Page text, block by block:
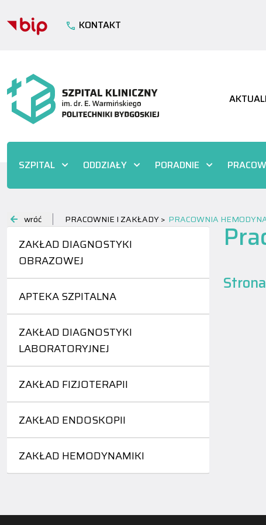
KONTAKT
SZPITAL ODDZIAŁY PORADNIE
wróć PRACOWNIE I ZAKŁADY > PRACOWNIA
ZAKŁAD DIAGNOSTYKI
OBRAZOWEJ
APTEKA SZPITALNA
ZAKŁAD DIAGNOSTYKI
LABORATORYJNEJ
ZAKŁAD FIZJOTERAPII
ZAKŁAD ENDOSKOPII
ZAKŁAD HEMODYNAMIKI